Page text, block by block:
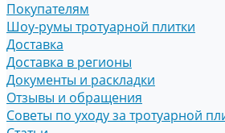
Покупателям
Шоу-румы тротуарной плитки
Доставка
Доставка в регионы
Документы и раскладки
Отзывы и обращения
Советы по уходу за тротуарной